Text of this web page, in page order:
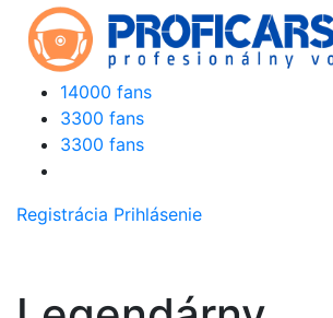
14000 fans
3300 fans
3300 fans
Registrácia Prihlásenie